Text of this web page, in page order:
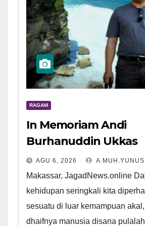
RAGAM
In Memoriam Andi
Burhanuddin Ukkas
AGU 6, 2026 A.MUH.YUNUS
Makassar, JagadNews.online
kehidupan seringkali kita
sesuatu di luar kemampuan
dhaifnya manusia disana